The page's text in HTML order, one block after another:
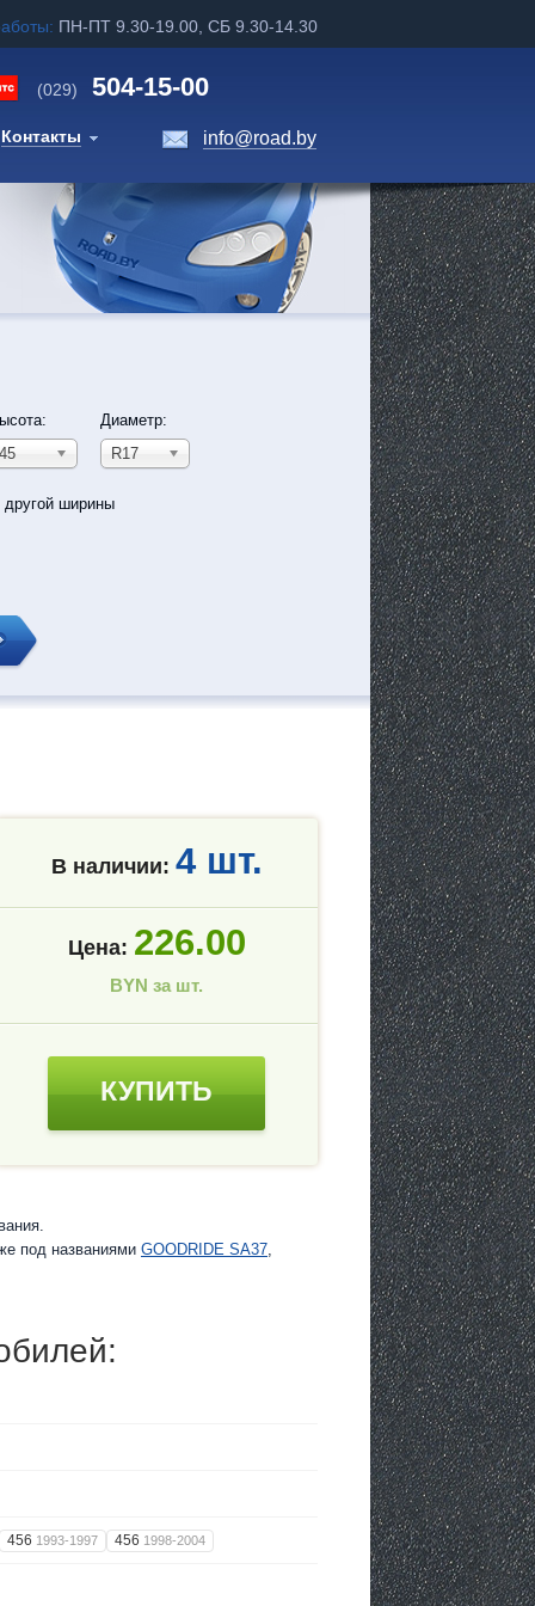
ПН-ПТ 9.30-19.00, СБ 9.30-14.30
(029) 504-15-00
Контакты info@road.by
45
Диаметр:
R17
другой ширины
В наличии: 4 шт.
Цена: 226.00
BYN за шт.
КУПИТЬ
под названиями GOODRIDE SA37,
456 1993-1997 456 1998-2004